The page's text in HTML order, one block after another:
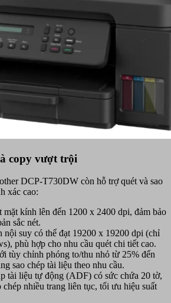
copy vượt trội
DCP-T730DW còn hỗ trợ quét và sao
xác cao:
kính lên đến 1200 x 2400 dpi, đảm bảo
sắc nét.
nội suy có thể đạt 19200 x 19200 dpi (chỉ
phù hợp cho nhu cầu quét chi tiết cao.
tùy chỉnh phóng to/thu nhỏ từ 25% đến
sao chép tài liệu theo nhu cầu.
tài liệu tự động (ADF) có sức chứa 20 tờ,
chép nhiều trang liên tục, tối ưu hiệu suất